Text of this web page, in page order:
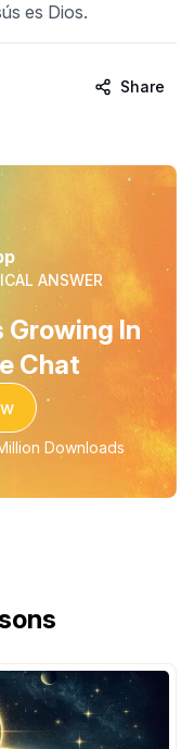
es Dios.
Share
ANSWER
Growing In
Chat
Downloads